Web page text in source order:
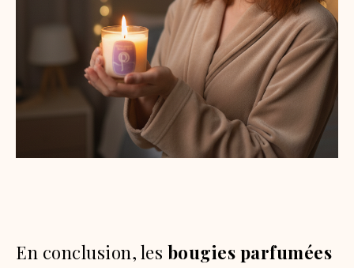
En conclusion, les bougies parfumées